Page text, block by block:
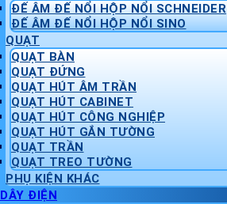
ĐẾ ÂM ĐẾ NỔI HỘP NỔI SCHNEIDER
ĐẾ ÂM ĐẾ NỔI HỘP NỔI SINO
QUẠT
QUẠT BÀN
QUẠT ĐỨNG
QUẠT HÚT ÂM TRẦN
QUẠT HÚT CABINET
QUẠT HÚT CÔNG NGHIỆP
QUẠT HÚT GẮN TƯỜNG
QUẠT TRẦN
QUẠT TREO TƯỜNG
PHỤ KIỆN KHÁC
DÂY ĐIỆN